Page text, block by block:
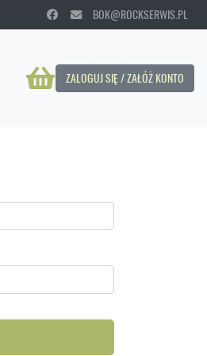
BOK@ROCKSERWIS.PL
ZALOGUJ SIĘ / ZAŁÓŻ KONTO